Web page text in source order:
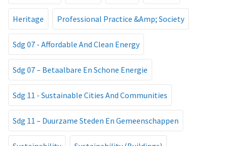
Heritage Professional Practice &Amp; Society
Sdg 07 - Affordable And Clean Energy
Sdg 07 – Betaalbare En Schone Energie
Sdg 11 - Sustainable Cities And Communities
Sdg 11 – Duurzame Steden En Gemeenschappen